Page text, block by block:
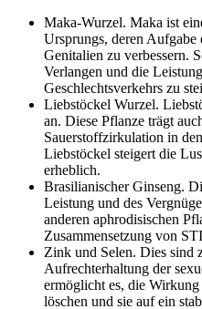
Maka-Wurzel. Maka ist
Ursprungs, deren Aufgabe
Genitalien zu verbessern.
Verlangen und die
Geschlechtsverkehrs zu
Liebstöckel Wurzel.
an. Diese Pflanze trägt
Sauerstoffzirkulation in
Liebstöckel steigert die
erheblich.
Brasilianischer Ginseng.
Leistung und des
anderen aphrodisischen
Zusammensetzung von
Zink und Selen. Dies sind
Aufrechterhaltung der
ermöglicht es, die
löschen und sie auf ein